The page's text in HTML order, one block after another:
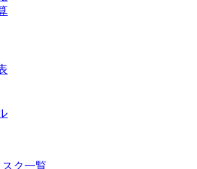
ク一覧